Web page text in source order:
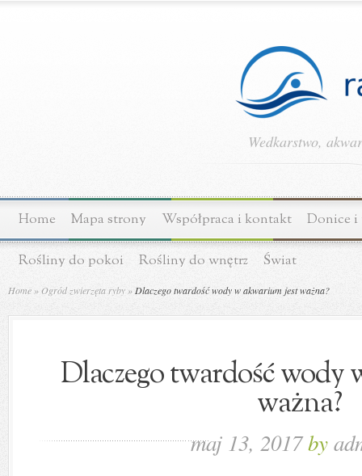
Wedkarstwo,
Home Mapa strony Współpraca i kontakt Donice i
Rośliny do pokoi Rośliny do wnętrz Świat
Home »Ogród zwierzęta ryby » Dlaczego twardość wody w akwarium jest ważna?
Dlaczego twardość wody
ważna?
maj 13, 2017by